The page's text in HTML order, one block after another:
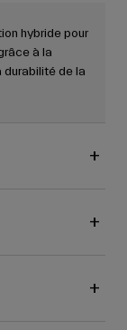
hybride pour
à la
durabilité de la